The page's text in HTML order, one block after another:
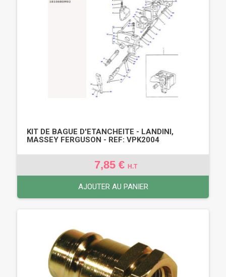
KIT DE BAGUE D'ETANCHEITE - LANDINI,
MASSEY FERGUSON - REF: VPK2004
7,85 € H.T
AJOUTER AU PANIER